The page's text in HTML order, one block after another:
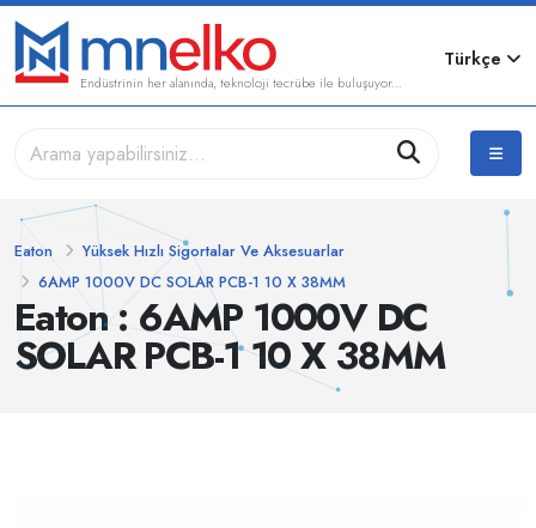
Endüstrinin her alanında, teknoloji tecrübe ile buluşuyor...
Türkçe
Eaton : 6AMP 1000V DC
SOLAR PCB-1 10 X 38MM
Eaton
Yüksek Hızlı Sigortalar Ve Aksesuarlar
6AMP 1000V DC SOLAR PCB-1 10 X 38MM